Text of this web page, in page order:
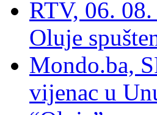
RTV, 06.
Oluje
Mondo.ba,
vijenac u